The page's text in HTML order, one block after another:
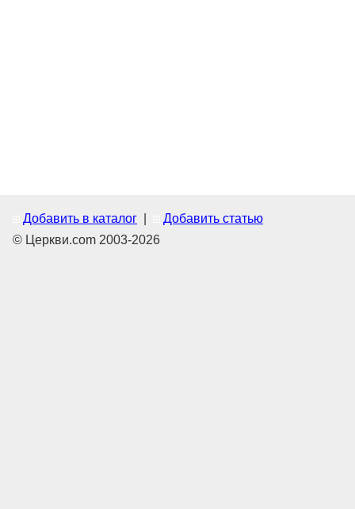
Добавить в каталог
Добавить статью
© Церкви.com 2003-2026